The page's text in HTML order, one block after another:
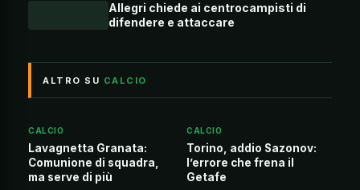
Allegri chiede ai centrocampisti di
difendere e attaccare
ALTRO SU CALCIO
CALCIO
Lavagnetta Granata:
Comunione di squadra,
ma serve di più
CALCIO
Torino, addio Sazonov:
l’errore che frena il
Getafe